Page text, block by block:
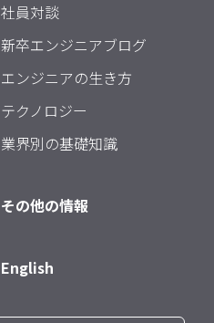
社員対談
新卒エンジニアブログ
エンジニアの生き方
テクノロジー
業界別の基礎知識
その他の情報
English